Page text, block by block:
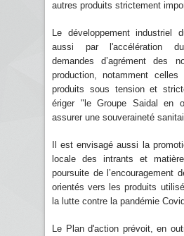
autres produits strictement
Le développement industriel
aussi par l'accélération
demandes d’agrément des
production, notamment
produits sous tension et
ériger "le Groupe Saidal en
assurer une souveraineté
Il est envisagé aussi la
locale des intrants et
poursuite de l’encouragement
orientés vers les produits
la lutte contre la pandémie
Le Plan d'action prévoit, en